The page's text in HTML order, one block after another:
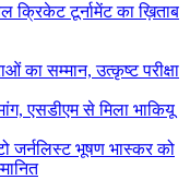
क्रिकेट टूर्नामेंट का ख़िताब
का सम्मान, उत्कृष्ट परीक्षा
एसडीएम से मिला भाकियू
जर्नलिस्ट भूषण भास्कर को